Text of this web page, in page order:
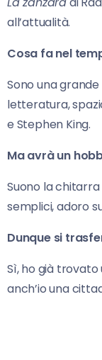
all’attualità.
Cosa fa nel
Sono una
letteratura,
e Stephen King.
Ma avrà un
Suono la
semplici, adoro
Dunque si
Sì, ho già
anch’io una